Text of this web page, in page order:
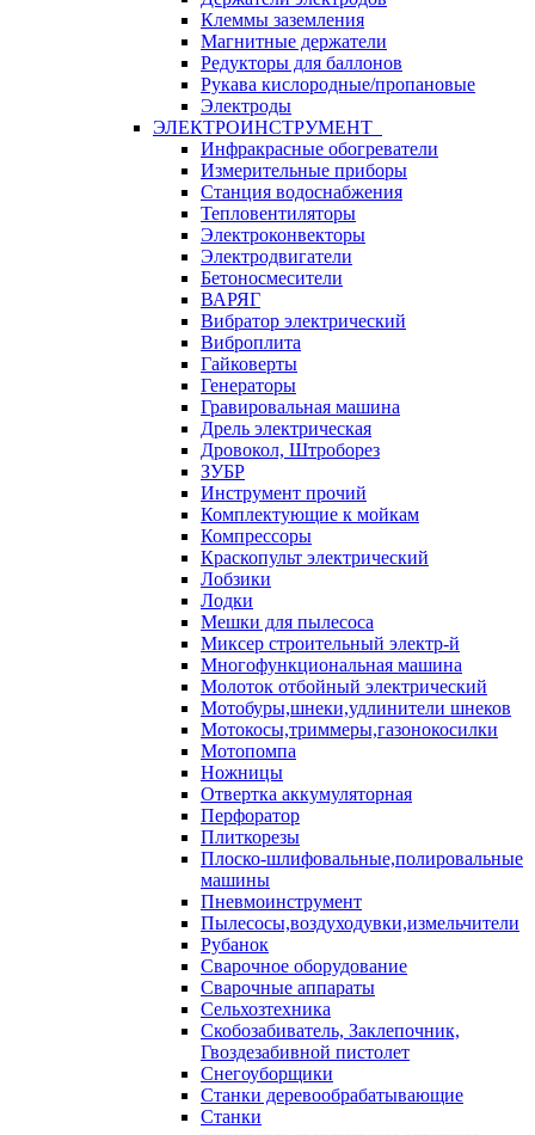
Клеммы заземления
Магнитные держатели
Редукторы для баллонов
Рукава кислородные/пропановые
Электроды
ЭЛЕКТРОИНСТРУМЕНТ
Инфракрасные обогреватели
Измерительные приборы
Станция водоснабжения
Тепловентиляторы
Электроконвекторы
Электродвигатели
Бетоносмесители
ВАРЯГ
Вибратор электрический
Виброплита
Гайковерты
Генераторы
Гравировальная машина
Дрель электрическая
Дровокол, Штроборез
ЗУБР
Инструмент прочий
Комплектующие к мойкам
Компрессоры
Краскопульт электрический
Лобзики
Лодки
Мешки для пылесоса
Миксер строительный электр-й
Многофункциональная машина
Молоток отбойный электрический
Мотобуры,шнеки,удлинители шнеков
Мотокосы,триммеры,газонокосилки
Мотопомпа
Ножницы
Отвертка аккумуляторная
Перфоратор
Плиткорезы
Плоско-шлифовальные,полировальные
машины
Пневмоинструмент
Пылесосы,воздуходувки,измельчители
Рубанок
Сварочное оборудование
Сварочные аппараты
Сельхозтехника
Скобозабиватель, Заклепочник,
Гвоздезабивной пистолет
Снегоуборщики
Станки деревообрабатывающие
Станки